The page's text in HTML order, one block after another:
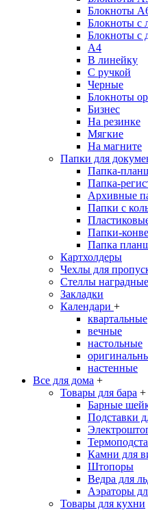
Блокноты
Блокноты с
Блокноты с
A4
В линейку
С ручкой
Черные
Блокноты
Бизнес
На резинке
Мягкие
На магните
Папки для
Папка-
Папка-
Архивные
Папки с
Папки-
Папка
Картхолдеры
Чехлы для
Стеллы наградные
Закладки
Календари +
квартальные
вечные
настольные
настенные
Все для дома +
Товары для бара +
Барные
Подставки
Камни для
Штопоры
Ведра для
Аэраторы
Товары для кухни